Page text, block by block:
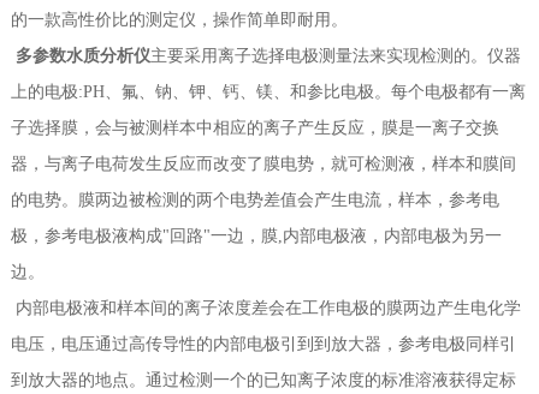
的一款高性价比的测定仪，操作简单即耐用。
多参数水质分析仪主要采用离子选择电极测量法来实现检测的。仪器
上的电极:PH、氟、钠、钾、钙、镁、和参比电极。每个电极都有一离
子选择膜，会与被测样本中相应的离子产生反应，膜是一离子交换
器，与离子电荷发生反应而改变了膜电势，就可检测液，样本和膜间
的电势。膜两边被检测的两个电势差值会产生电流，样本，参考电
极，参考电极液构成"回路"一边，膜,内部电极液，内部电极为另一
边。
内部电极液和样本间的离子浓度差会在工作电极的膜两边产生电化学
电压，电压通过高传导性的内部电极引到到放大器，参考电极同样引
到放大器的地点。通过检测一个的已知离子浓度的标准溶液获得定标